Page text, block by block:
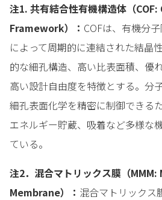
注1. 共有結合性有機構造体（
Framework）： COFは、有機分
によって周期的に連結された結晶
的な細孔構造、高い比表面積、優
高い設計自由度を特徴とする。分
細孔表面化学を精密に制御できる
エネルギー貯蔵、吸着など多様な
ている。
注2．混合マトリックス膜（
Membrane）： 混合マトリックス